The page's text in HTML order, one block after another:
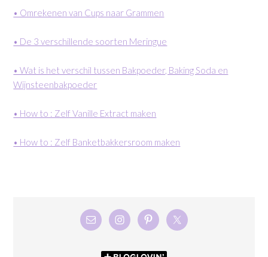
• Omrekenen van Cups naar Grammen
• De 3 verschillende soorten Meringue
• Wat is het verschil tussen Bakpoeder, Baking Soda en
Wijnsteenbakpoeder
• How to : Zelf Vanille Extract maken
• How to : Zelf Banketbakkersroom maken